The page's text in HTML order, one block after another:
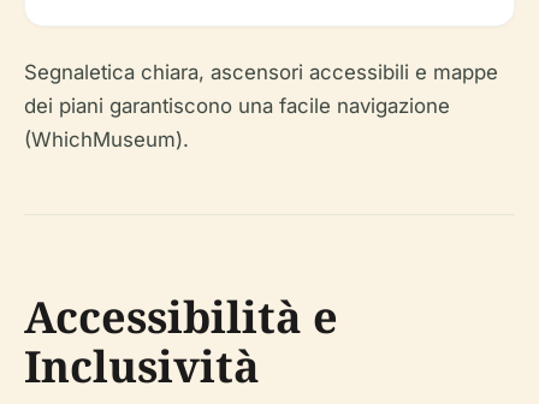
Segnaletica chiara, ascensori accessibili e mappe
dei piani garantiscono una facile navigazione
(WhichMuseum).
Accessibilità e
Inclusività